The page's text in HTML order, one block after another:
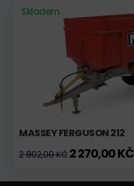
Skladem
MASSEY FERGUSON 212
2 802,00 KČ 2 270,00 KČ